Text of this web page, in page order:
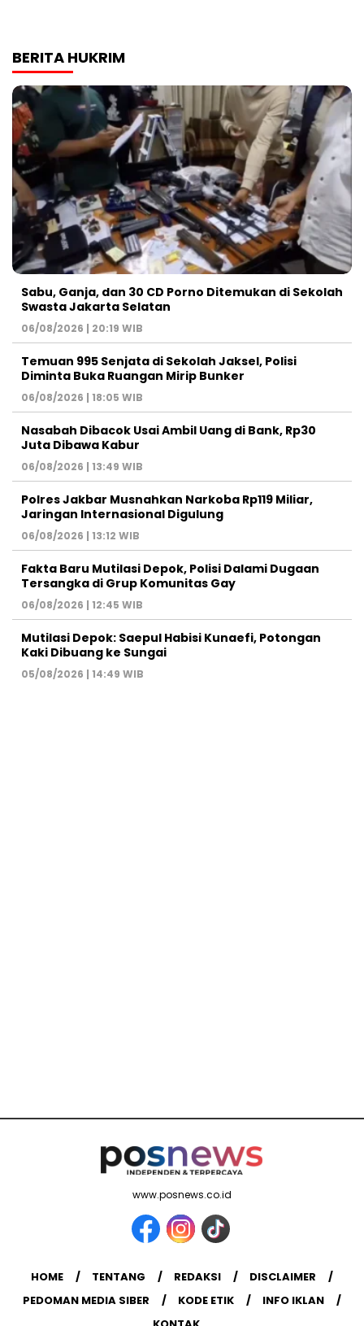
BERITA HUKRIM
Sabu, Ganja, dan 30 CD Porno Ditemukan di Sekolah
Swasta Jakarta Selatan
06/08/2026 | 20:19 WIB
Temuan 995 Senjata di Sekolah Jaksel, Polisi
Diminta Buka Ruangan Mirip Bunker
06/08/2026 | 18:05 WIB
Nasabah Dibacok Usai Ambil Uang di Bank, Rp30
Juta Dibawa Kabur
06/08/2026 | 13:49 WIB
Polres Jakbar Musnahkan Narkoba Rp119 Miliar,
Jaringan Internasional Digulung
06/08/2026 | 13:12 WIB
Fakta Baru Mutilasi Depok, Polisi Dalami Dugaan
Tersangka di Grup Komunitas Gay
06/08/2026 | 12:45 WIB
Mutilasi Depok: Saepul Habisi Kunaefi, Potongan
Kaki Dibuang ke Sungai
05/08/2026 | 14:49 WIB
www.posnews.co.id
HOME TENTANG REDAKSI
DISCLAIMER
PEDOMAN MEDIA SIBER
KODE ETIK
INFO IKLAN